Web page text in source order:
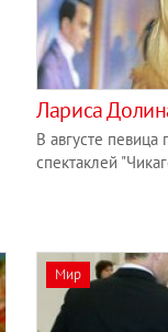
Лариса
В августе певица
спектаклей
Мир